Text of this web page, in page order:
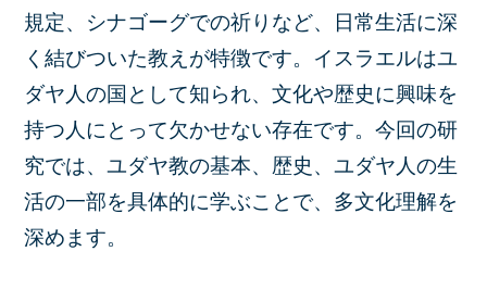
規定、シナゴーグでの祈りなど、日常生活に深
く結びついた教えが特徴です。イスラエルはユ
ダヤ人の国として知られ、文化や歴史に興味を
持つ人にとって欠かせない存在です。今回の研
究では、ユダヤ教の基本、歴史、ユダヤ人の生
活の一部を具体的に学ぶことで、多文化理解を
深めます。